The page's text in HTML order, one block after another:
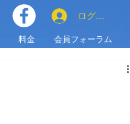
料金 会員フォーラム
ログイン